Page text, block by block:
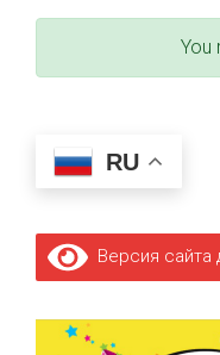
You
RU
Версия сайта